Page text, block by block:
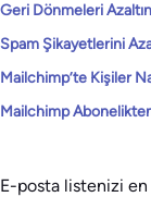
Geri Dönmeleri Azaltın
Spam Şikayetlerini
Mailchimp’te Kişiler
Mailchimp
E-posta listenizi